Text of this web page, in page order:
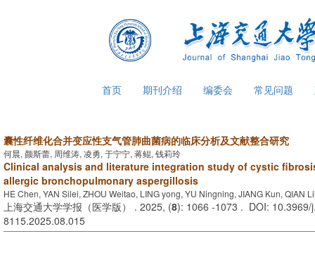
首页 期刊介绍 编委会 常见问题
囊性纤维化合并变应性支气管肺曲菌病的临床分析及文献整合研究
何晨, 颜斯蕾, 周维涛, 凌勇, 于宁宁, 蒋鲲, 钱莉玲
Clinical analysis and literature integration study of cystic
allergic bronchopulmonary aspergillosis
HE Chen, YAN Silei, ZHOU Weitao, LING yong, YU Ningning, JIANG Kun, QIAN
上海交通大学学报（医学版） . 2025, (8): 1066 -1073 . DOI: 10.3969/
8115.2025.08.015